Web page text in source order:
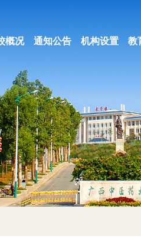
概况 通知公告 机构设置 教